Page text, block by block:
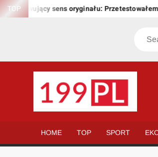
Skip
TOP sens oryginału: Przetestowałem
HOME TOP SPORT